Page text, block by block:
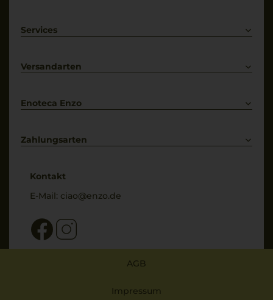
Weißwein
Services
Kontakt
Versandarten
Enoteca Enzo
Bewertungs-Richtlinien
Zahlungsarten
Kontakt
E-Mail: ciao@enzo.de
AGB
Impressum